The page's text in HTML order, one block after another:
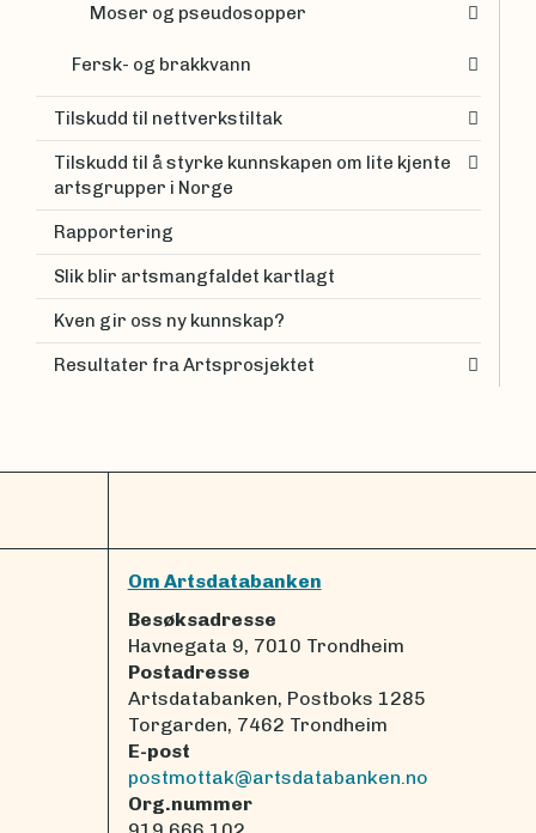
Moser og pseudosopper
Fersk- og brakkvann
Tilskudd til nettverkstiltak
Tilskudd til å styrke kunnskapen om lite kjente
artsgrupper i Norge
Rapportering
Slik blir artsmangfaldet kartlagt
Kven gir oss ny kunnskap?
Resultater fra Artsprosjektet
Om Artsdatabanken
Besøksadresse
Havnegata 9, 7010 Trondheim
Postadresse
Artsdatabanken, Postboks 1285
Torgarden, 7462 Trondheim
E-post
postmottak@artsdatabanken.no
Org.nummer